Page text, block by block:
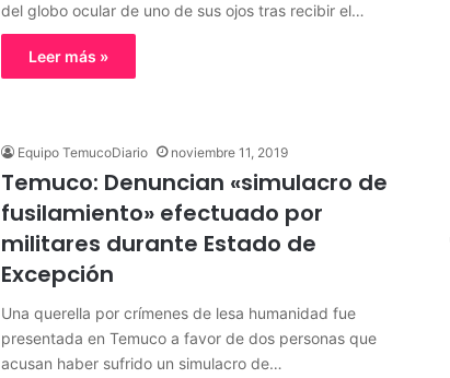
del globo ocular de uno de sus ojos tras recibir el…
Leer más »
Equipo TemucoDiario noviembre 11, 2019
Temuco: Denuncian «simulacro de
fusilamiento» efectuado por
militares durante Estado de
Excepción
Una querella por crímenes de lesa humanidad fue
presentada en Temuco a favor de dos personas que
acusan haber sufrido un simulacro de…